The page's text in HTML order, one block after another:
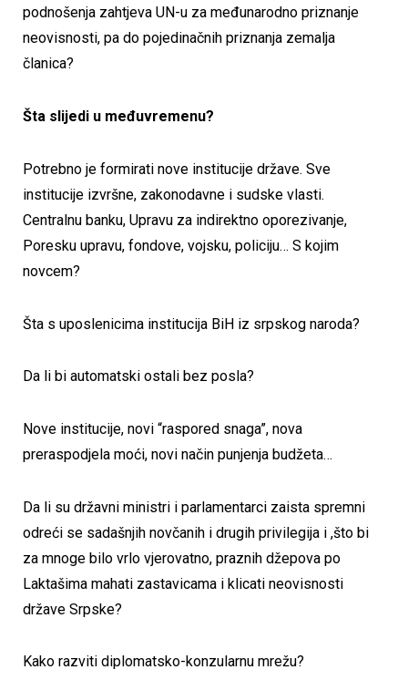
podnošenja zahtjeva UN-u za međunarodno priznanje
neovisnosti, pa do pojedinačnih priznanja zemalja
članica?
Šta slijedi u međuvremenu?
Potrebno je formirati nove institucije države. Sve
institucije izvršne, zakonodavne i sudske vlasti.
Centralnu banku, Upravu za indirektno oporezivanje,
Poresku upravu, fondove, vojsku, policiju… S kojim
novcem?
Šta s uposlenicima institucija BiH iz srpskog naroda?
Da li bi automatski ostali bez posla?
Nove institucije, novi “raspored snaga”, nova
preraspodjela moći, novi način punjenja budžeta…
Da li su državni ministri i parlamentarci zaista spremni
odreći se sadašnjih novčanih i drugih privilegija i ,što bi
za mnoge bilo vrlo vjerovatno, praznih džepova po
Laktašima mahati zastavicama i klicati neovisnosti
države Srpske?
Kako razviti diplomatsko-konzularnu mrežu?